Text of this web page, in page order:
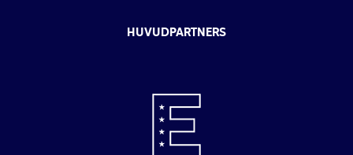
HUVUDPARTNERS